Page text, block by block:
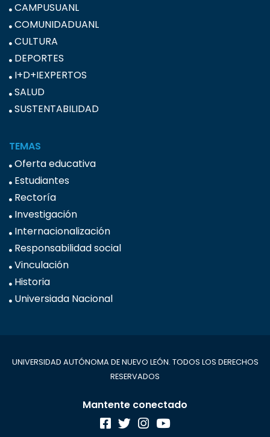
CAMPUSUANL
COMUNIDADUANL
CULTURA
DEPORTES
I+D+IEXPERTOS
SALUD
SUSTENTABILIDAD
TEMAS
Oferta educativa
Estudiantes
Rectoría
Investigación
Internacionalización
Responsabilidad social
Vinculación
Historia
Universiada Nacional
UNIVERSIDAD AUTÓNOMA DE NUEVO LEÓN. TODOS LOS DERECHOS
RESERVADOS
Mantente conectado